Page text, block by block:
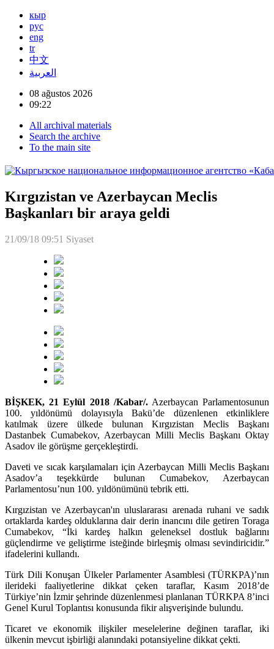
кыр
рус
eng
tr
中文
العربية
08 ağustos 2026
09:22
All archival materials
Search the archive
To the main site
Kırgızistan ve Azerbaycan Meclis
Başkanları bir araya geldi
21/09/18 09:51 Siyaset
BİŞKEK, 21 Eylül 2018 /Kabar/.Azerbaycan Parlamentosunun
100. yıldönümü dolayısıyla Bakü’de düzenlenen etkinliklere
katılmak üzere ülkede bulunan Kırgızistan Meclis Başkanı
Dastanbek Cumabekov, Azerbaycan Milli Meclis Başkanı Oktay
Asadov ile görüşme gerçekleştirdi.
Daveti ve sıcak karşılamaları için Azerbaycan Milli Meclis Başkanı
Asadov’a teşekkürde bulunan Cumabekov, Azerbaycan
Parlamentosu’nun 100. yıldönümünü tebrik etti.
Kırgızistan ve Azerbaycan'ın uluslararası arenada ruhani ve sadık
ortaklarda kardeş olduklarına dair derin inancını dile getiren Toraga
Cumabekov, “İki kardeş halkın geleneksel dostluk bağlarını
güçlendirme ve geliştirme isteğinde birleşmiş olması sevindiricidir.”
ifadelerini kullandı.
Türk Dili Konuşan Ülkeler Parlamenter Asamblesi (TÜRKPA)’nın
ilerideki faaliyetlerine dikkat çeken taraflar, Kasım 2018’de
Türkiye’nin İzmir şehrinde düzenlenmesi planlanan TÜRKPA 8’inci
Genel Kurul Toplantısı konusunda fikir alışverişinde bulundu.
Ticaret ve ekonomik ilişkiler meselelerine değinen taraflar, iki
ülkenin mevcut işbirliği alanındaki potansiyeline dikkat çekti.